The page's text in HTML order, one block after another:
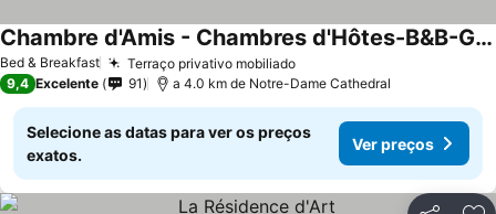
Bed & Breakfast Terraço privativo mobiliadoVer preços
Chambre d'Amis - Chambres d'Hôtes-B&B-Guest House
Ver preços
9,4 Excelente 91 a 4.0 km de Notre-Dame Cathedral
Selecione as datas para ver os preços
exatos.
Ver preços